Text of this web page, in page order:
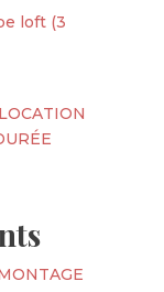
loft (3